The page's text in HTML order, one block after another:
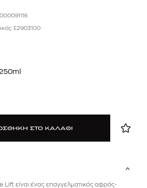
E2903100
ΣΤΟ ΚΑΛΑΘΙ
Lift είναι ένας επαγγελματικός αφρός-